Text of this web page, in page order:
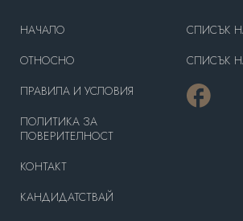
HAЧАЛО
OТНОСНО
ПРАВИЛА И УСЛОВИЯ
ПОЛИТИКА ЗА
ПОВЕРИТЕЛНОСТ
КОНТАКТ
КАНДИДАТСТВАЙ
СПИСЪК
СПИСЪК